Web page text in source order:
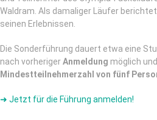
Waldram. Als damaliger Läufer
seinen Erlebnissen.
Die Sonderführung dauert etwa eine
nach vorherigerAnmeldung möglich
Mindestteilnehmerzahl von fünf
➜ Jetzt für die Führung anmelden!